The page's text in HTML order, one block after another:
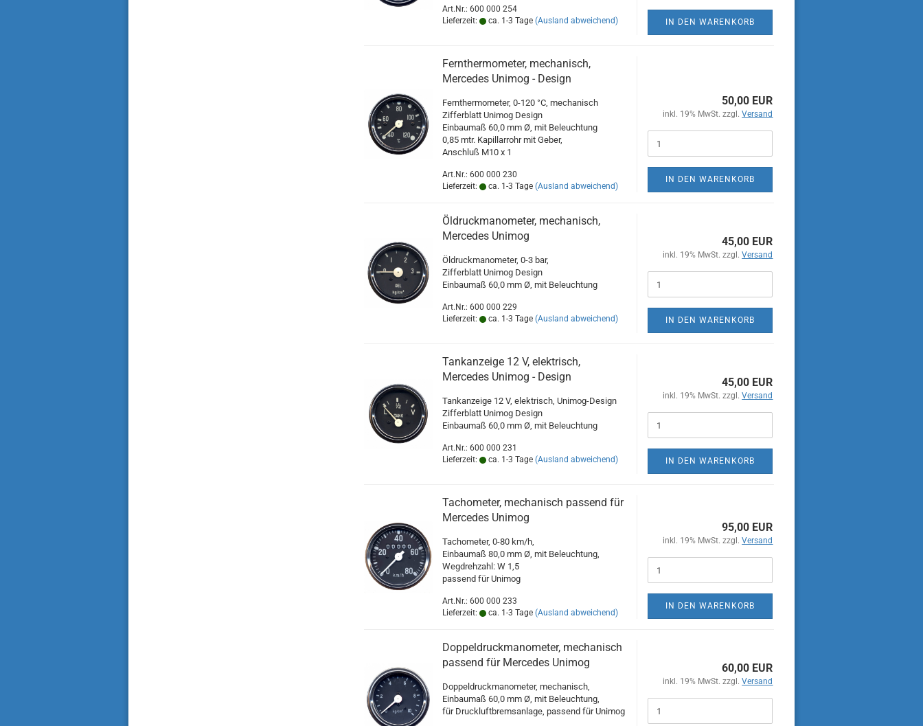
Art.Nr.: 600 000 254
Lieferzeit:
ca. 1-3 Tage (Ausland abweichend) IN DEN WARENKORB
Fernthermometer, mechanisch,
Mercedes Unimog - Design
Fernthermometer, 0-120 °C, mechanisch
Zifferblatt Unimog Design
Einbaumaß 60,0 mm Ø, mit Beleuchtung
0,85 mtr. Kapillarrohr mit Geber,
Anschluß M10 x 1
Art.Nr.: 600 000 230
Lieferzeit:
ca. 1-3 Tage (Ausland abweichend)
50,00 EUR
inkl. 19% MwSt. zzgl.Versand
IN DEN WARENKORB
Öldruckmanometer, mechanisch,
Mercedes Unimog
Öldruckmanometer, 0-3 bar,
Zifferblatt Unimog Design
Einbaumaß 60,0 mm Ø, mit Beleuchtung
Art.Nr.: 600 000 229
Lieferzeit:
ca. 1-3 Tage (Ausland abweichend)
45,00 EUR
inkl. 19% MwSt. zzgl.Versand
IN DEN WARENKORB
Tankanzeige 12 V, elektrisch,
Mercedes Unimog - Design
Tankanzeige 12 V, elektrisch, Unimog-Design
Zifferblatt Unimog Design
Einbaumaß 60,0 mm Ø, mit Beleuchtung
Art.Nr.: 600 000 231
Lieferzeit:
ca. 1-3 Tage (Ausland abweichend)
45,00 EUR
inkl. 19% MwSt. zzgl.Versand
IN DEN WARENKORB
Tachometer, mechanisch passend für
Mercedes Unimog
Tachometer, 0-80 km/h,
Einbaumaß 80,0 mm Ø, mit Beleuchtung,
Wegdrehzahl: W 1,5
passend für Unimog
Art.Nr.: 600 000 233
Lieferzeit:
ca. 1-3 Tage (Ausland abweichend)
95,00 EUR
inkl. 19% MwSt. zzgl.Versand
IN DEN WARENKORB
Doppeldruckmanometer, mechanisch
passend für Mercedes Unimog
Doppeldruckmanometer, mechanisch,
Einbaumaß 60,0 mm Ø, mit Beleuchtung,
für Druckluftbremsanlage, passend für Unimog
60,00 EUR
inkl. 19% MwSt. zzgl.Versand